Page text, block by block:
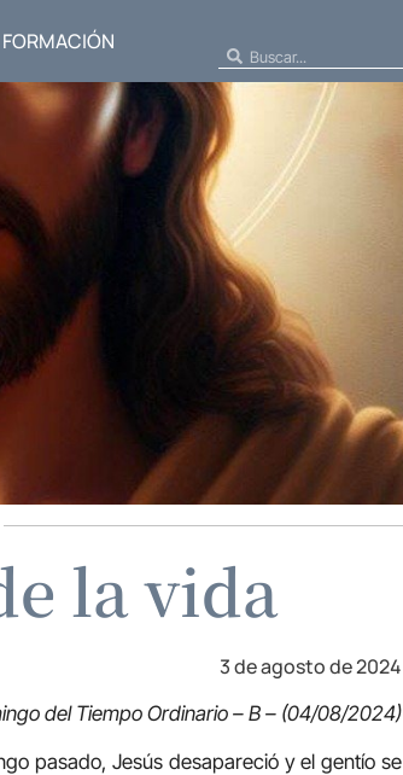
FORMACIÓN
la vida
3 de agosto de 2024
del Tiempo Ordinario – B – (04/08/2024)
pasado, Jesús desapareció y el gentío se